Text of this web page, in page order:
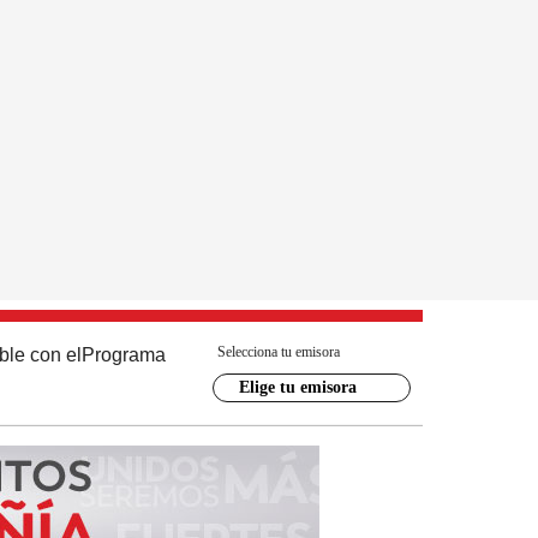
con el Programa Selecciona tu emisora
Elige tu emisora